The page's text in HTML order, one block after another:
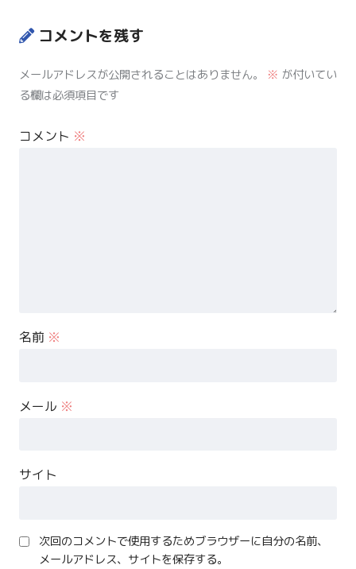
コメントを残す
メールアドレスが公開されることはありません。 ※ が付いてい
る欄は必須項目です
コメント ※
名前 ※
メール ※
サイト
次回のコメントで使用するためブラウザーに自分の名前、
メールアドレス、サイトを保存する。